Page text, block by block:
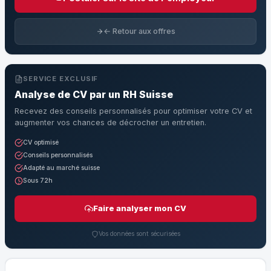
← Retour aux offres
SERVICE EXCLUSIF
Analyse de CV par un RH Suisse
Recevez des conseils personnalisés pour optimiser votre CV et
augmenter vos chances de décrocher un entretien.
CV optimisé
Conseils personnalisés
Adapté au marché suisse
Sous 72h
Faire analyser mon CV
Vos données sont sécurisées